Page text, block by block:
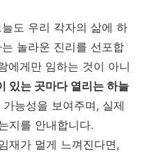
늘도 우리 각자의 삶에 하
놀라운 진리를 선포합
에게만 임하는 것이 아니
있는 곳마다 열리는 하늘
능성을 보여주며, 실제
지를 안내합니다.
재가 멀게 느껴진다면,